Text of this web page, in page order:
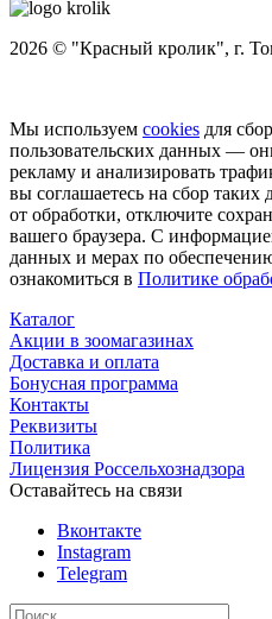
2026 © "Красный кролик", г.
Мы используем cookies для
пользовательских данных —
рекламу и анализировать
вы соглашаетесь на сбор таких
от обработки, отключите
вашего браузера. С
данных и мерах по
ознакомиться в Политике
Каталог
Акции в зоомагазинах
Доставка и оплата
Бонусная программа
Контакты
Реквизиты
Политика
Лицензия Россельхознадзора
Оставайтесь на связи
Вконтакте
Instagram
Telegram